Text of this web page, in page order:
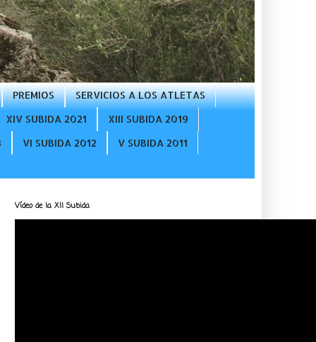
PREMIOS
SERVICIOS A LOS ATLETAS
XIV SUBIDA 2021
XIII SUBIDA 2019
VI SUBIDA 2012
V SUBIDA 2011
Vídeo de la XII Subida